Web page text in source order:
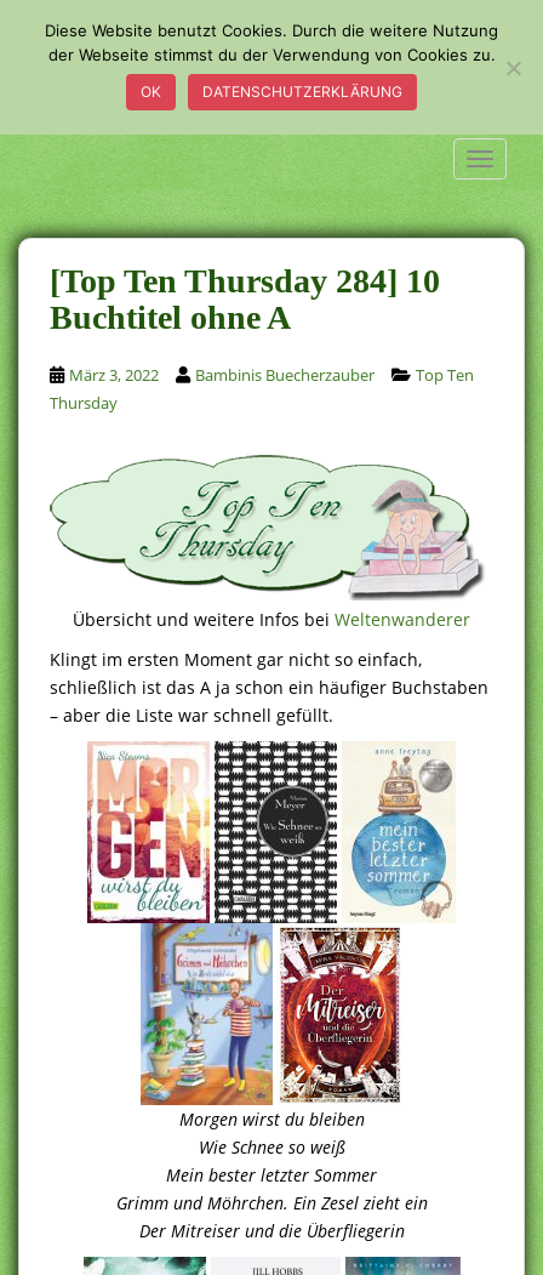
o
m
a
i
n
c
o
n
t
e
n
t
[Top Ten Thursday 284] 10
Buchtitel ohne A
März 3, 2022 Bambinis Buecherzauber
Top Ten
Thursday
Übersicht und weitere Infos bei Weltenwanderer
Klingt im ersten Moment gar nicht so einfach,
schließlich ist das A ja schon ein häufiger Buchstaben
– aber die Liste war schnell gefüllt.
Morgen wirst du bleiben
Wie Schnee so weiß
Mein bester letzter Sommer
Grimm und Möhrchen. Ein Zesel zieht ein
Der Mitreiser und die Überfliegerin
Diese Website benutzt Cookies. Durch die weitere Nutzung
der Webseite stimmst du der Verwendung von Cookies zu.
OK DATENSCHUTZERKLÄRUNG